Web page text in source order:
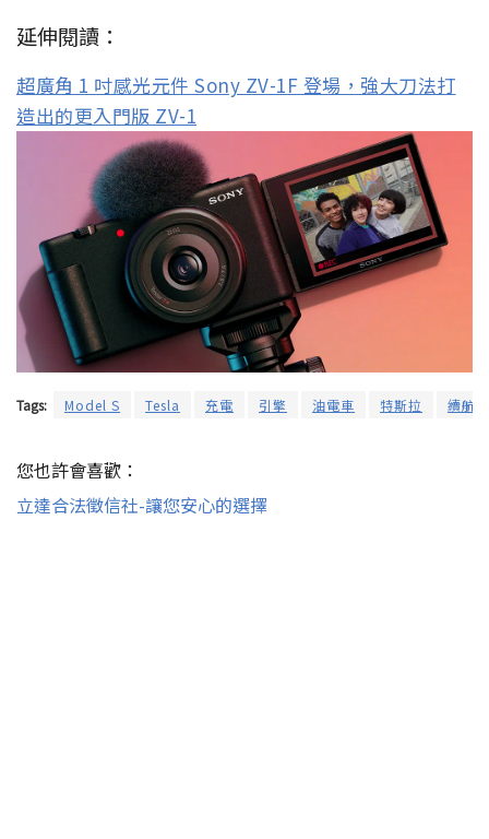
延伸閱讀：
超廣角 1 吋感光元件 Sony ZV-1F 登場，強大刀法打
造出的更入門版 ZV-1
Tags: Model S Tesla 充電 引擎 油電車 特斯拉 續航
您也許會喜歡：
立達合法徵信社-讓您安心的選擇